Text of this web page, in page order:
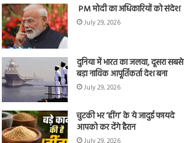
PM मोदी का अधिकारियों को संदेश
July 29, 2026
दुनिया में भारत का जलवा, दूसरा सबसे
बड़ा नाविक आपूर्तिकर्ता देश बना
July 29, 2026
चुटकी भर ‘हींग’ के ये जादुई फायदे
आपको कर देंगे हैरान